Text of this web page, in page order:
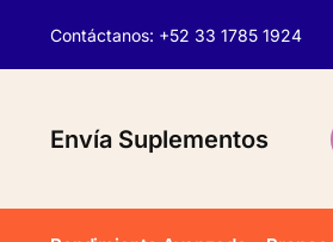
Contáctanos: +52 33 1785 1924
Envía Suplementos